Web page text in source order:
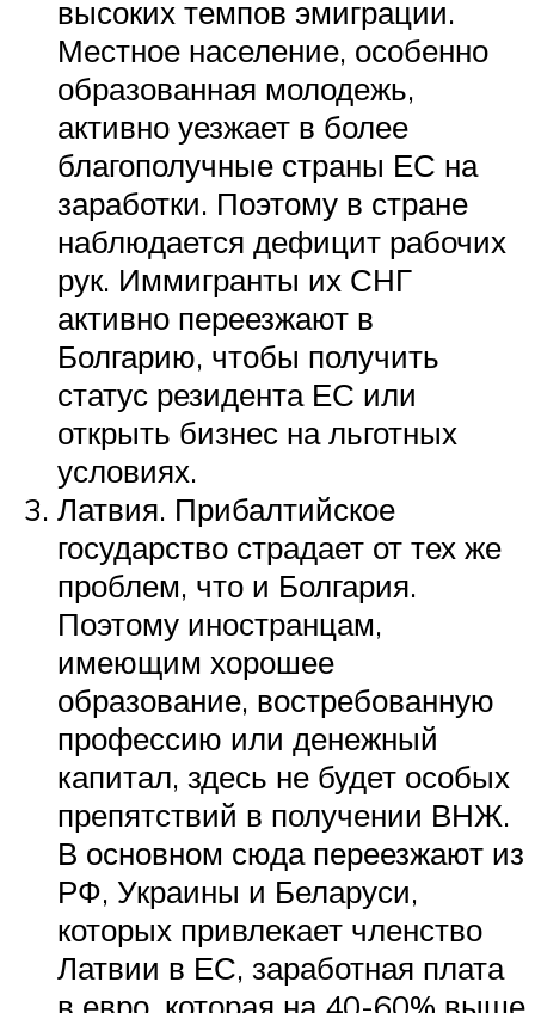
высоких темпов эмиграции.
Местное население, особенно
образованная молодежь,
активно уезжает в более
благополучные страны ЕС на
заработки. Поэтому в стране
наблюдается дефицит рабочих
рук. Иммигранты их СНГ
активно переезжают в
Болгарию, чтобы получить
статус резидента ЕС или
открыть бизнес на льготных
условиях.
Латвия. Прибалтийское
государство страдает от тех же
проблем, что и Болгария.
Поэтому иностранцам,
имеющим хорошее
образование, востребованную
профессию или денежный
капитал, здесь не будет особых
препятствий в получении ВНЖ.
В основном сюда переезжают из
РФ, Украины и Беларуси,
которых привлекает членство
Латвии в ЕС, заработная плата